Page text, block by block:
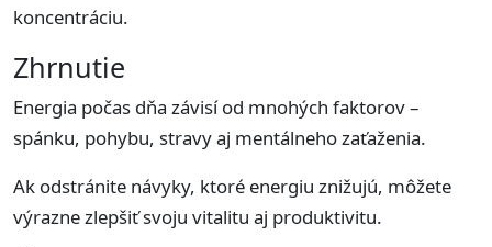
koncentráciu.
Zhrnutie
Energia počas dňa závisí od mnohých faktorov –
spánku, pohybu, stravy aj mentálneho zaťaženia.
Ak odstránite návyky, ktoré energiu znižujú, môžete
výrazne zlepšiť svoju vitalitu aj produktivitu.